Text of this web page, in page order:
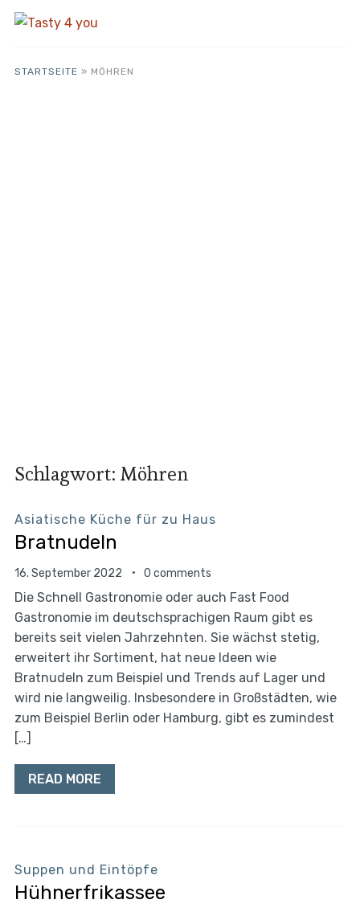
STARTSEITE » MÖHREN
Schlagwort: Möhren
Asiatische Küche für zu Haus
Bratnudeln
16. September 2022 0 comments
Die Schnell Gastronomie oder auch Fast Food
Gastronomie im deutschsprachigen Raum gibt es
bereits seit vielen Jahrzehnten. Sie wächst stetig,
erweitert ihr Sortiment, hat neue Ideen wie
Bratnudeln zum Beispiel und Trends auf Lager und
wird nie langweilig. Insbesondere in Großstädten, wie
zum Beispiel Berlin oder Hamburg, gibt es zumindest
[…]
READ MORE
Suppen und Eintöpfe
Hühnerfrikassee